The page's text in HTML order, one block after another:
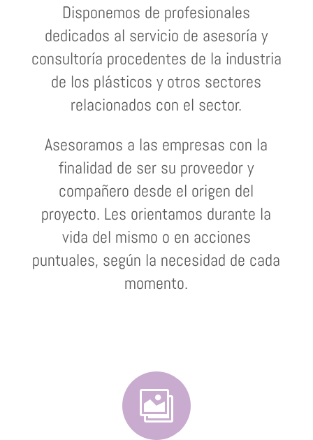
Disponemos de profesionales
dedicados al servicio de asesoría y
consultoría procedentes de la industria
de los plásticos y otros sectores
relacionados con el sector.
Asesoramos a las empresas con la
finalidad de ser su proveedor y
compañero desde el origen del
proyecto. Les orientamos durante la
vida del mismo o en acciones
puntuales, según la necesidad de cada
momento.
